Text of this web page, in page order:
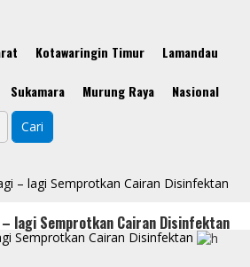
Kotawaringin Timur Lamandau
Sukamara Murung Raya Nasional
– lagi Semprotkan Cairan Disinfektan
lagi Semprotkan Cairan Disinfektan
Semprotkan Cairan Disinfektan